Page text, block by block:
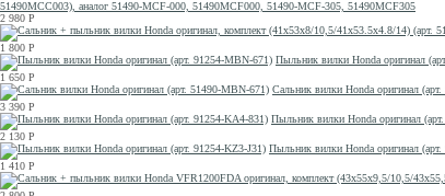
51490MCC003), аналог 51490-MCF-000, 51490MCF000, 51490-MCF-305, 51490MCF305
2 980 Р
1 800 Р
Пыльник вилки Honda оригинал
1 650 Р
Сальник вилки Honda оригинал
3 390 Р
Пыльник вилки Honda оригинал
2 130 Р
Пыльник вилки Honda оригинал
1 410 Р